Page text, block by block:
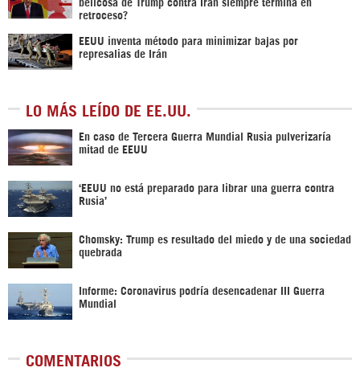
belicosa de Trump contra Irán siempre termina en
retroceso?
EEUU inventa método para minimizar bajas por
represalias de Irán
LO MÁS LEÍDO DE EE.UU.
En caso de Tercera Guerra Mundial Rusia pulverizaría
mitad de EEUU
‘EEUU no está preparado para librar una guerra contra
Rusia’
Chomsky: Trump es resultado del miedo y de una sociedad
quebrada
Informe: Coronavirus podría desencadenar III Guerra
Mundial
COMENTARIOS